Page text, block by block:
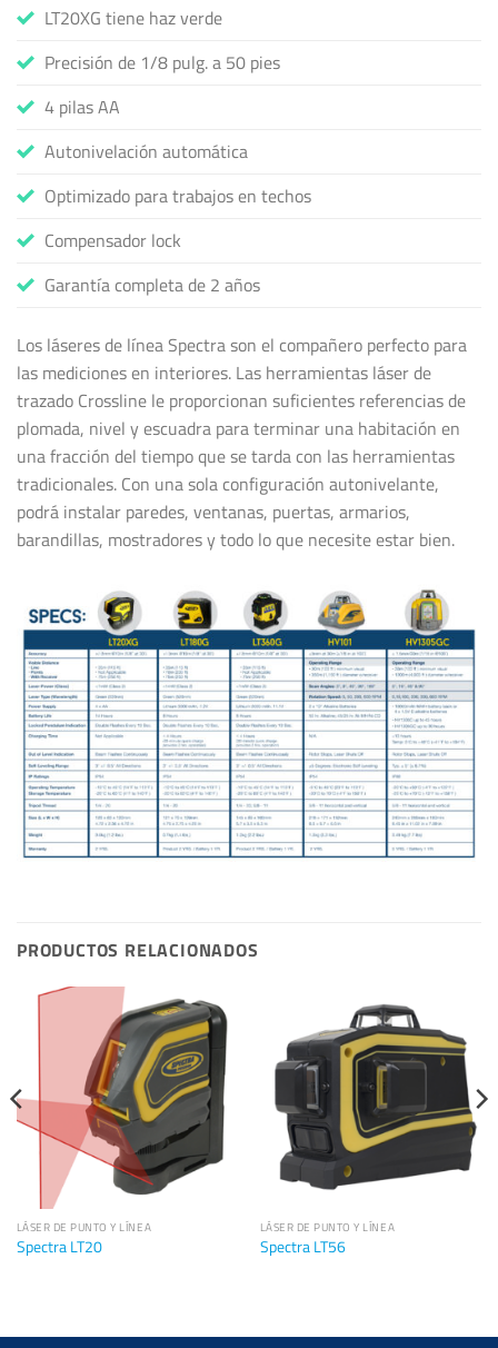
LT20XG tiene haz verde
Precisión de 1/8 pulg. a 50 pies
4 pilas AA
Autonivelación automática
Optimizado para trabajos en techos
Compensador lock
Garantía completa de 2 años
Los láseres de línea Spectra son el compañero perfecto para
las mediciones en interiores. Las herramientas láser de
trazado Crossline le proporcionan suficientes referencias de
plomada, nivel y escuadra para terminar una habitación en
una fracción del tiempo que se tarda con las herramientas
tradicionales. Con una sola configuración autonivelante,
podrá instalar paredes, ventanas, puertas, armarios,
barandillas, mostradores y todo lo que necesite estar bien.
PRODUCTOS RELACIONADOS
LÁSER DE PUNTO Y LÍNEA
Spectra LT20
LÁSER DE PUNTO Y LÍNEA
Spectra LT56